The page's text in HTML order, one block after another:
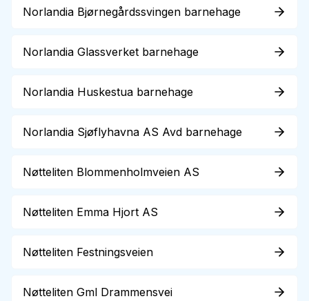
Norlandia Bjørnegårdssvingen barnehage
Norlandia Glassverket barnehage
Norlandia Huskestua barnehage
Norlandia Sjøflyhavna AS Avd barnehage
Nøtteliten Blommenholmveien AS
Nøtteliten Emma Hjort AS
Nøtteliten Festningsveien
Nøtteliten Gml Drammensvei